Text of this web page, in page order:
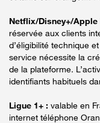
Netflix/Disney+/Apple
réservée aux clients
d’éligibilité technique
service nécessite la
de la plateforme.
identifiants habituels
Ligue 1+ : valable en
internet téléphone